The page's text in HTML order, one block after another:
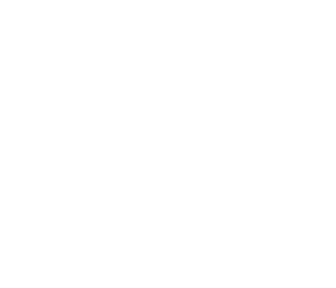
che in quelli commerciali, questa
illuminazione anche per
e, grazie alla moderna tecnologia
in termini di consumo energetico.